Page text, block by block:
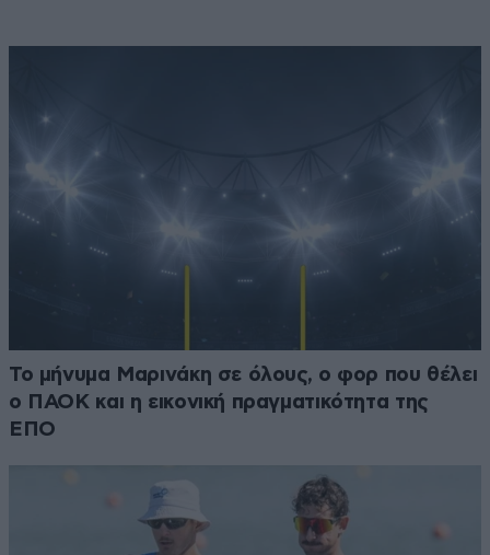
Το μήνυμα Μαρινάκη σε όλους, ο φορ που θέλει
ο ΠΑΟΚ και η εικονική πραγματικότητα της
ΕΠΟ